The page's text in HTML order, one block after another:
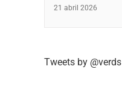
21 abril 2026
Tweets by @verds